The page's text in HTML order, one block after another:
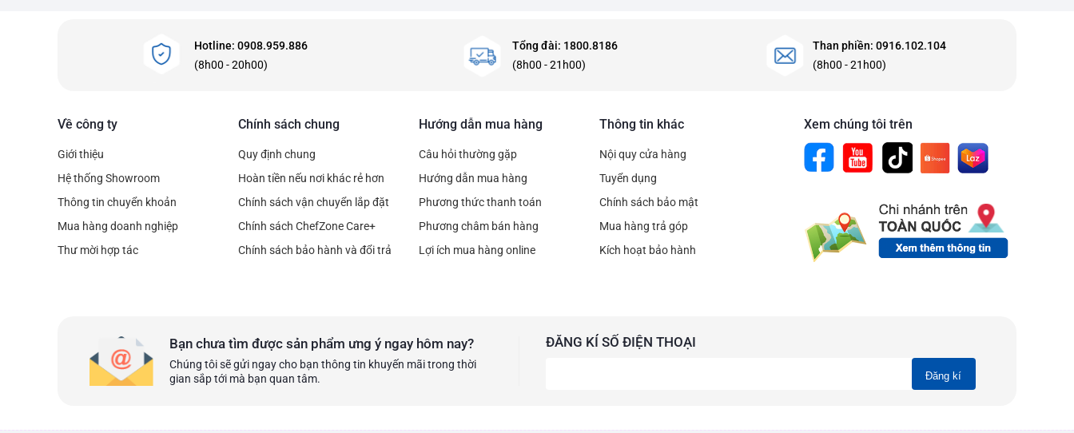
Hotline: 0908.959.886
(8h00 - 20h00)
Tổng đài: 1800.8186
(8h00 - 21h00)
Than phiền: 0916.102.104
(8h00 - 21h00)
Về công ty
Giới thiệu
Hệ thống Showroom
Thông tin chuyển khoản
Mua hàng doanh nghiệp
Thư mời hợp tác
Chính sách chung
Quy định chung
Hoàn tiền nếu nơi khác rẻ hơn
Chính sách vận chuyển lắp đặt
Chính sách ChefZone Care+
Chính sách bảo hành và đổi trả
Hướng dẫn mua hàng
Câu hỏi thường gặp
Hướng dẫn mua hàng
Phương thức thanh toán
Phương châm bán hàng
Lợi ích mua hàng online
Thông tin khác
Nội quy cửa hàng
Tuyển dụng
Chính sách bảo mật
Mua hàng trả góp
Kích hoạt bảo hành
Xem chúng tôi trên
Bạn chưa tìm được sản phẩm ưng ý ngay hôm nay?
Chúng tôi sẽ gửi ngay cho bạn thông tin khuyến mãi trong thời
gian sắp tới mà bạn quan tâm.
ĐĂNG KÍ SỐ ĐIỆN THOẠI
Đăng kí